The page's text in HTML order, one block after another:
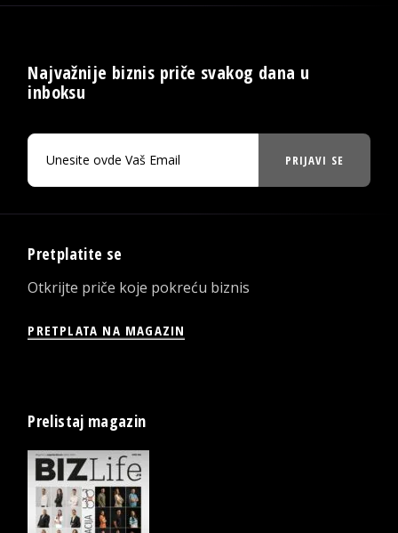
Najvažnije biznis priče svakog dana u
inboksu
PRIJAVI SE
Pretplatite se
Otkrijte priče koje pokreću biznis
PRETPLATA NA MAGAZIN
Prelistaj magazin